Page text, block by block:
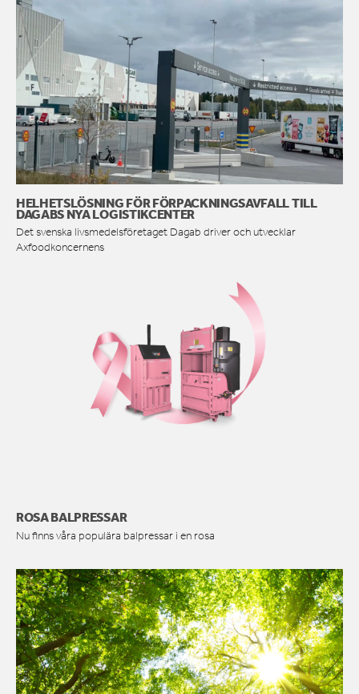
HELHETSLÖSNING FÖR FÖRPACKNINGSAVFALL TILL
DAGABS NYA LOGISTIKCENTER
Det svenska livsmedelsföretaget Dagab driver och utvecklar
Axfoodkoncernens
ROSA BALPRESSAR
Nu finns våra populära balpressar i en rosa